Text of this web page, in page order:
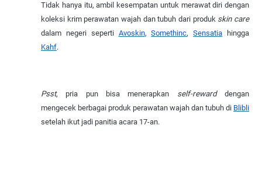
Tidak hanya itu, ambil kesempatan untuk merawat diri dengan
koleksi krim perawatan wajah dan tubuh dari produk skin care
dalam negeri seperti Avoskin,Somethinc,Sensatia hingga
Kahf.
Psst, pria pun bisa menerapkan self-rewarddengan
mengecek berbagai produk perawatan wajah dan tubuh di Blibli
setelah ikut jadi panitia acara 17-an.